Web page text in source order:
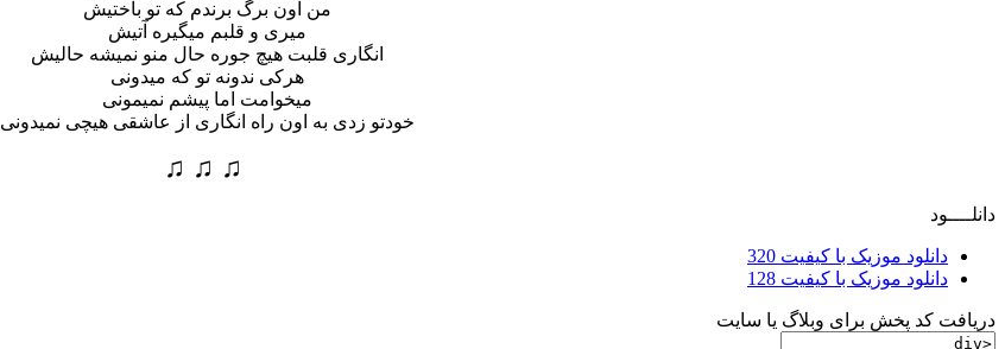
من اون برگ برندم که تو باختیش
میری و قلبم میگیره آتیش
انگاری قلبت هیچ جوره حال منو نمیشه حالیش
هرکی ندونه تو که میدونی
میخوامت اما پیشم نمیمونی
خودتو زدی به اون راه انگاری از عاشقی هیچی نمیدونی
♫ ♫ ♫
دانلــــود
دانلود موزیک با کیفیت 320
دانلود موزیک با کیفیت 128
دریافت کد پخش برای وبلاگ یا سایت